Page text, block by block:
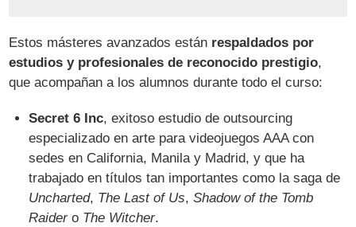
Estos másteres avanzados están respaldados por
estudios y profesionales de reconocido prestigio,
que acompañan a los alumnos durante todo el curso:
Secret 6 Inc, exitoso estudio de outsourcing
especializado en arte para videojuegos AAA con
sedes en California, Manila y Madrid, y que ha
trabajado en títulos tan importantes como la saga de
Uncharted, The Last of Us,Shadow of the Tomb
Raidero The Witcher.